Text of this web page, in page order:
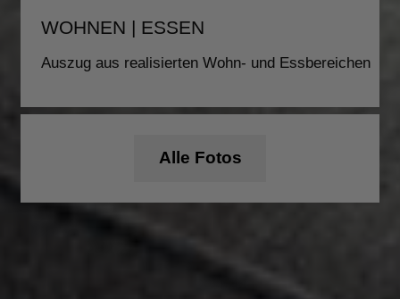
WOHNEN | ESSEN
Auszug aus realisierten Wohn- und Essbereichen
Alle Fotos